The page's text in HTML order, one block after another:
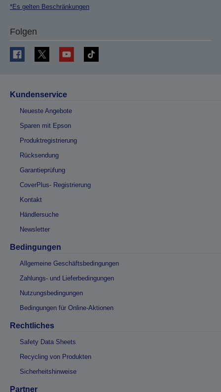
*Es gelten Beschränkungen
Folgen
Kundenservice
Neueste Angebote
Sparen mit Epson
Produktregistrierung
Rücksendung
Garantieprüfung
CoverPlus- Registrierung
Kontakt
Händlersuche
Newsletter
Bedingungen
Allgemeine Geschäftsbedingungen
Zahlungs- und Lieferbedingungen
Nutzungsbedingungen
Bedingungen für Online-Aktionen
Rechtliches
Safety Data Sheets
Recycling von Produkten
Sicherheitshinweise
Partner